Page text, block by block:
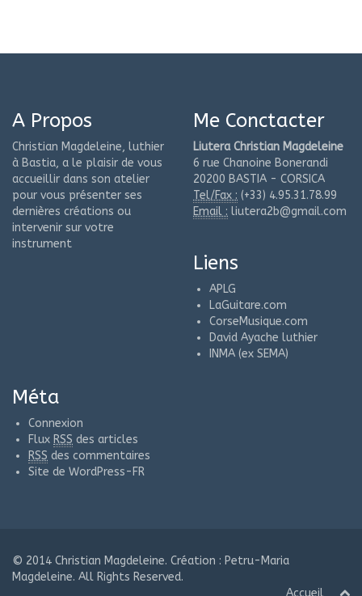
A Propos
Christian Magdeleine, luthier
à Bastia, a le plaisir de vous
accueillir dans son atelier
pour vous présenter ses
dernières créations ou
intervenir sur votre
instrument
Me Conctacter
Liutera Christian Magdeleine
6 rue Chanoine Bonerandi
20200 BASTIA - CORSICA
Tel/Fax : (+33) 4.95.31.78.99
Email : liutera2b@gmail.com
Liens
APLG
LaGuitare.com
CorseMusique.com
David Ayache luthier
INMA (ex SEMA)
Méta
Connexion
Flux RSS des articles
RSS des commentaires
Site de WordPress-FR
© 2014 Christian Magdeleine. Création : Petru-Maria
Magdeleine. All Rights Reserved.